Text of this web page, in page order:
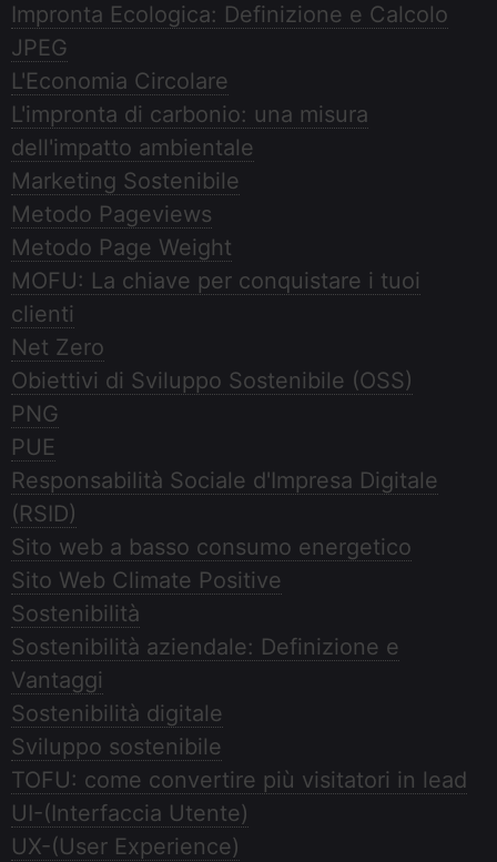
Impronta Ecologica: Definizione e Calcolo
JPEG
L'Economia Circolare
L'impronta di carbonio: una misura
dell'impatto ambientale
Marketing Sostenibile
Metodo Pageviews
Metodo Page Weight
MOFU: La chiave per conquistare i tuoi
clienti
Net Zero
Obiettivi di Sviluppo Sostenibile (OSS)
PNG
PUE
Responsabilità Sociale d'Impresa Digitale
(RSID)
Sito web a basso consumo energetico
Sito Web Climate Positive
Sostenibilità
Sostenibilità aziendale: Definizione e
Vantaggi
Sostenibilità digitale
Sviluppo sostenibile
TOFU: come convertire più visitatori in lead
UI-(Interfaccia Utente)
UX-(User Experience)